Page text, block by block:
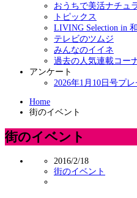
おうちで美活ナチュ
トピックス
LIVING Selection in
テレビのツムジ
みんなのイイネ
過去の人気連載コー
アンケート
2026年1月10日号プ
Home
街のイベント
街のイベント
2016/2/18
街のイベント